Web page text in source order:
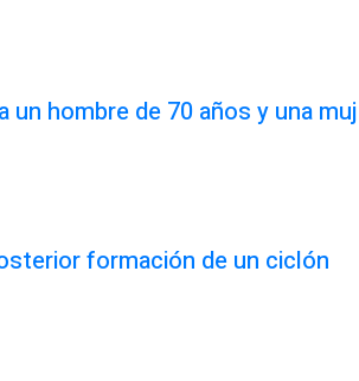
un hombre de 70 años y una
formación de un ciclón